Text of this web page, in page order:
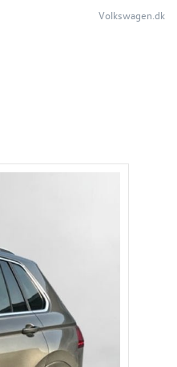
Volkswagen.dk